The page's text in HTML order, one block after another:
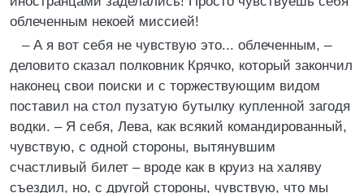
облеченным некоей миссией!
– А я вот себя не чувствую это... облеченным, –
деловито сказал полковник Крячко, который закончил
наконец свои поиски и с торжествующим видом
поставил на стол пузатую бутылку купленной загодя
водки. – Я себя, Лева, как всякий командированный,
чувствую, с одной стороны, вытянувшим
счастливый билет – вроде как в круиз на халяву
съездил, но, с другой стороны, чувствую, что мы